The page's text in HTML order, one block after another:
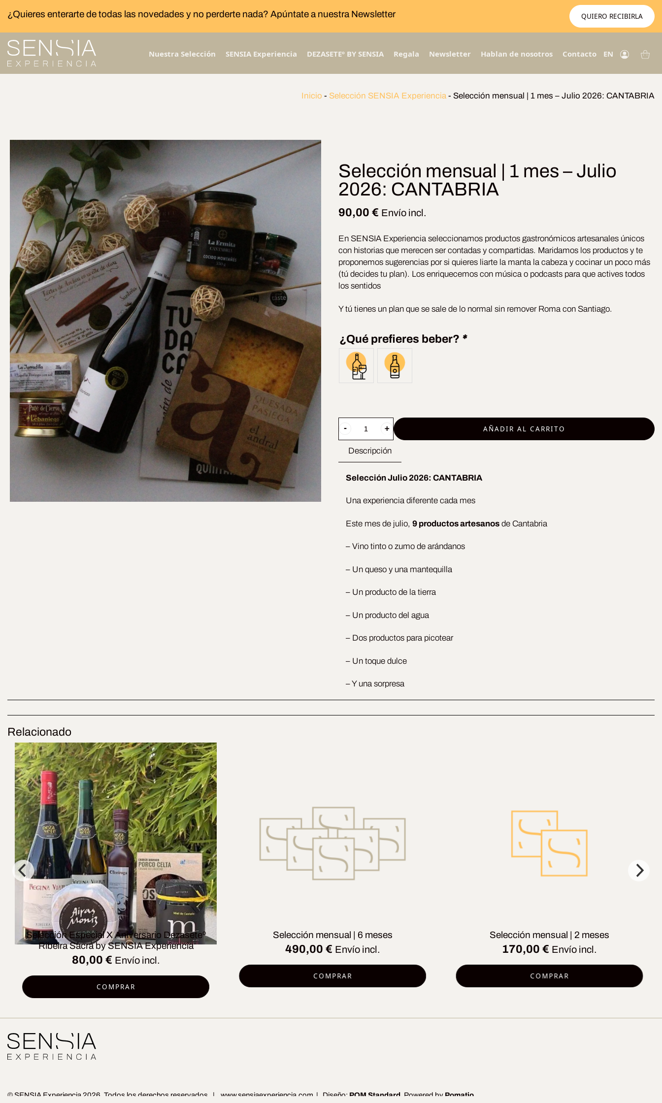
¿Quieres enterarte de todas las novedades y no perderte nada? Apúntate a nuestra Newsletter QUIERO RECIBIRLA
Nuestra Selección SENSIA Experiencia DEZASETEº BY SENSIA Regala Newsletter Hablan de nosotros Contacto EN
Inicio - Selección SENSIA Experiencia- Selección mensual | 1 mes – Julio 2026: CANTABRIA
Selección mensual | 1 mes – Julio
2026: CANTABRIA
90,00 € Envío incl.
En SENSIA Experiencia seleccionamos productos gastronómicos artesanales únicos
con historias que merecen ser contadas y compartidas. Maridamos los productos y te
proponemos sugerencias por si quieres liarte la manta la cabeza y cocinar un poco más
(tú decides tu plan). Los enriquecemos con música o podcasts para que actives todos
los sentidos
Y tú tienes un plan que se sale de lo normal sin remover Roma con Santiago.
¿Qué prefieres beber? *
mensual
|
Julio
CANTABRIA
AÑADIR AL CARRITO
Descripción
Selección Julio 2026: CANTABRIA
Una experiencia diferente cada mes
Este mes de julio, 9 productos artesanos de Cantabria
– Vino tinto o zumo de arándanos
– Un queso y una mantequilla
– Un producto de la tierra
– Un producto del agua
– Dos productos para picotear
– Un toque dulce
– Y una sorpresa
Relacionado
Selección Especial X Aniversario Dezaseteº
Ribeira Sacra by SENSIA Experiencia
80,00 € Envío incl.
COMPRAR
Selección mensual | 6 meses
490,00 € Envío incl.
COMPRAR
Selección mensual | 2 meses
170,00 € Envío incl.
COMPRAR
© SENSIA Experiencia 2026. Todos los derechos reservados. | www.sensiaexperiencia.com | Diseño: POM Standard . Powered by Pomatio